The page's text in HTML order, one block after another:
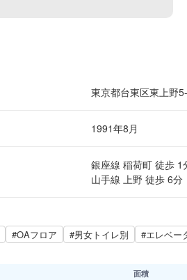
東京都台東区東上野
1991年8月
銀座線 稲荷町 徒歩 1
山手線 上野 徒歩 6分
#OAフロア #男女トイレ別 #エレベー
面積